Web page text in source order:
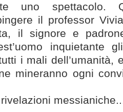
uno spettacolo.
il professor
il signore e
inquietante
i mali dell’umanità,
mineranno ogni